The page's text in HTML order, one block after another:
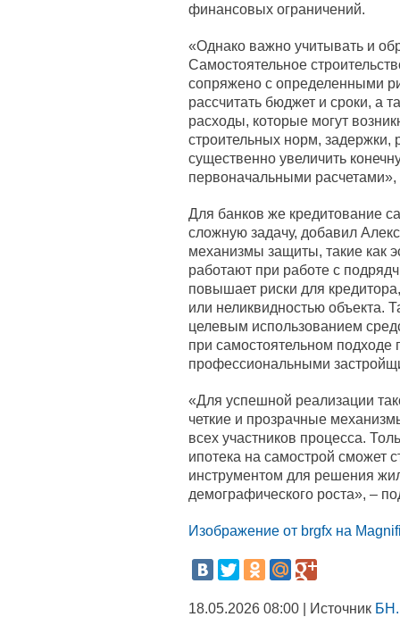
финансовых ограничений.
«Однако важно учитывать и
Самостоятельное
сопряжено с определенными
рассчитать бюджет и сроки, а
расходы, которые могут
строительных норм, задержки,
существенно увеличить
первоначальными расчетами»,
Для банков же кредитование
сложную задачу, добавил
механизмы защиты, такие как
работают при работе с
повышает риски для
или неликвидностью объекта.
целевым использованием
при самостоятельном подходе
профессиональными
«Для успешной реализации
четкие и прозрачные
всех участников процесса.
ипотека на самострой сможет
инструментом для решения
демографического роста», –
Изображение от brgfx на
18.05.2026 08:00 | Источник